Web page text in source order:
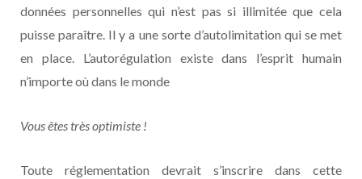
données personnelles qui n’est pas si illimitée que cela
puisse paraître. Il y a une sorte d’autolimitation qui se met
en place. L’autorégulation existe dans l’esprit humain
n’importe où dans le monde
Vous êtes très optimiste !
Toute réglementation devrait s’inscrire dans cette